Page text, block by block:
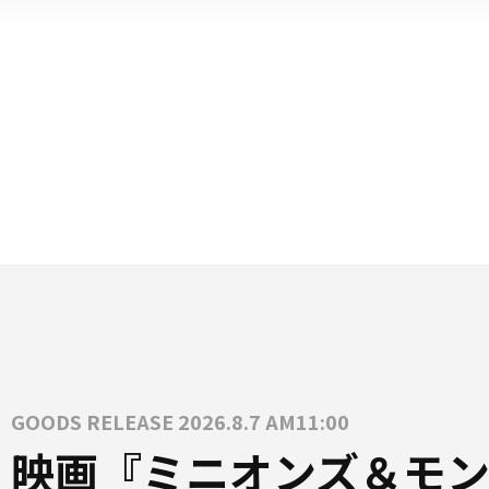
GOODS RELEASE 2026.8.7 AM11:00
映画『ミニオンズ＆モン